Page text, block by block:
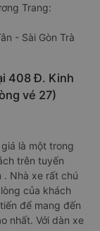
Trang:
- Sài Gòn Trà
408 Đ. Kinh
vé 27)
là một trong
trên tuyến
. Nhà xe rất chú
của khách
để mang đến
nhất. Với dàn xe